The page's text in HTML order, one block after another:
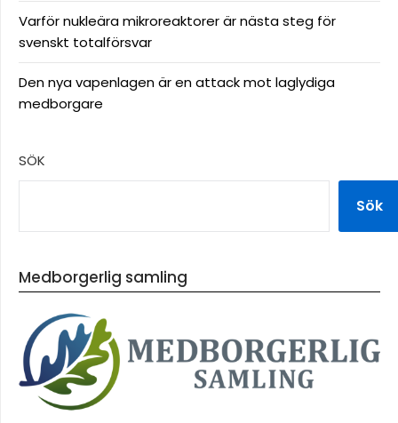
Varför nukleära mikroreaktorer är nästa steg för
svenskt totalförsvar
Den nya vapenlagen är en attack mot laglydiga
medborgare
SÖK
Sök
Medborgerlig samling